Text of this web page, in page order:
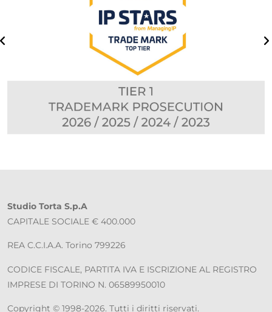
Studio Torta S.p.A
CAPITALE SOCIALE € 400.000
REA C.C.I.A.A. Torino 799226
CODICE FISCALE, PARTITA IVA E ISCRIZIONE AL REGISTRO
IMPRESE DI TORINO N. 06589950010
Copyright © 1998-2026. Tutti i diritti riservati.